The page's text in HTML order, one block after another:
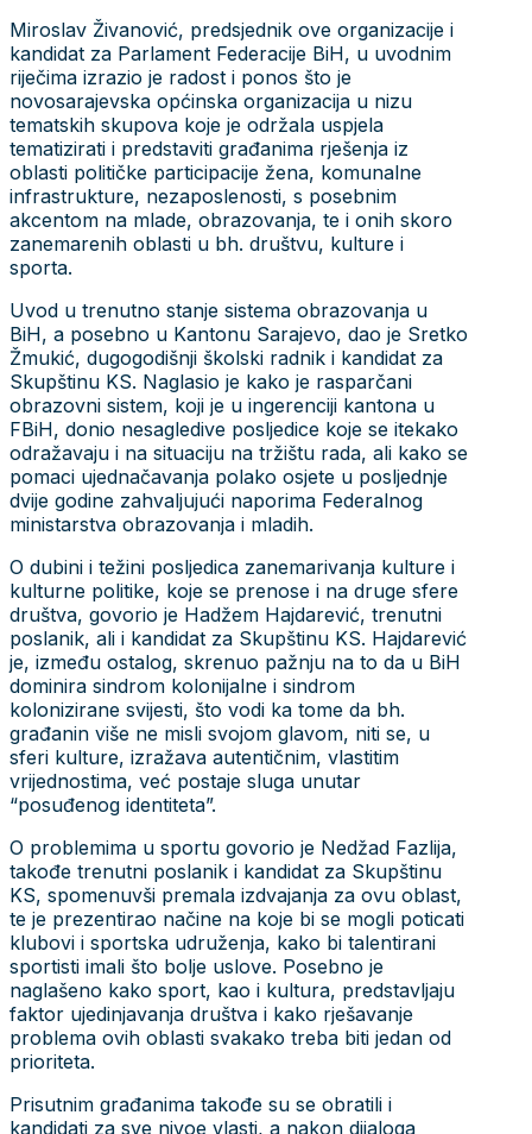
Miroslav Živanović, predsjednik ove organizacije i
kandidat za Parlament Federacije BiH, u uvodnim
riječima izrazio je radost i ponos što je
novosarajevska općinska organizacija u nizu
tematskih skupova koje je održala uspjela
tematizirati i predstaviti građanima rješenja iz
oblasti političke participacije žena, komunalne
infrastrukture, nezaposlenosti, s posebnim
akcentom na mlade, obrazovanja, te i onih skoro
zanemarenih oblasti u bh. društvu, kulture i
sporta.
Uvod u trenutno stanje sistema obrazovanja u
BiH, a posebno u Kantonu Sarajevo, dao je Sretko
Žmukić, dugogodišnji školski radnik i kandidat za
Skupštinu KS. Naglasio je kako je rasparčani
obrazovni sistem, koji je u ingerenciji kantona u
FBiH, donio nesagledive posljedice koje se itekako
odražavaju i na situaciju na tržištu rada, ali kako se
pomaci ujednačavanja polako osjete u posljednje
dvije godine zahvaljujući naporima Federalnog
ministarstva obrazovanja i mladih.
O dubini i težini posljedica zanemarivanja kulture i
kulturne politike, koje se prenose i na druge sfere
društva, govorio je Hadžem Hajdarević, trenutni
poslanik, ali i kandidat za Skupštinu KS. Hajdarević
je, između ostalog, skrenuo pažnju na to da u BiH
dominira sindrom kolonijalne i sindrom
kolonizirane svijesti, što vodi ka tome da bh.
građanin više ne misli svojom glavom, niti se, u
sferi kulture, izražava autentičnim, vlastitim
vrijednostima, već postaje sluga unutar
“posuđenog identiteta”.
O problemima u sportu govorio je Nedžad Fazlija,
takođe trenutni poslanik i kandidat za Skupštinu
KS, spomenuvši premala izdvajanja za ovu oblast,
te je prezentirao načine na koje bi se mogli poticati
klubovi i sportska udruženja, kako bi talentirani
sportisti imali što bolje uslove. Posebno je
naglašeno kako sport, kao i kultura, predstavljaju
faktor ujedinjavanja društva i kako rješavanje
problema ovih oblasti svakako treba biti jedan od
prioriteta.
Prisutnim građanima takođe su se obratili i
kandidati za sve nivoe vlasti, a nakon dijaloga